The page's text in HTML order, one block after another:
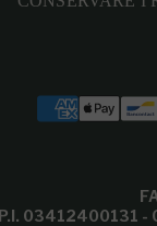
Modalità di
03412400131 -